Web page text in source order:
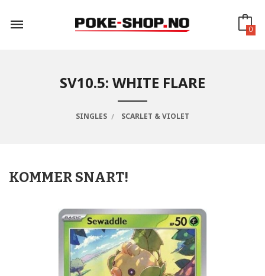
innholdet
0
SV10.5: WHITE FLARE
SINGLES SCARLET & VIOLET
KOMMER SNART!